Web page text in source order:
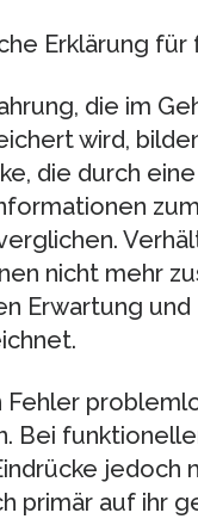
Erklärung für
die im
wird,
die durch
nicht mehr
Erwartung und
Fehler
Bei
jedoch
primär auf ihr